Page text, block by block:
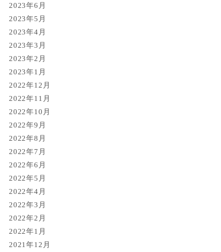
2023年6月
2023年5月
2023年4月
2023年3月
2023年2月
2023年1月
2022年12月
2022年11月
2022年10月
2022年9月
2022年8月
2022年7月
2022年6月
2022年5月
2022年4月
2022年3月
2022年2月
2022年1月
2021年12月